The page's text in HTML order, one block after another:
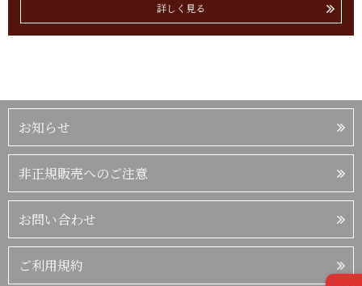
詳しく見る
お知らせ
非正規販売へのご注意
お問い合わせ
ご利用規約